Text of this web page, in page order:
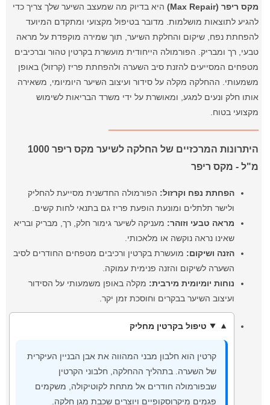
מקס ריפר (Max Repair)
היא בדיוק מה שמעצב השיער שלך צריך כדי
להגיע לתוצאות מושלמות. מדובר בטיפול מקצועי ומתקדם המיועד
להפחתת נפח, שיקום והחלקת השיער, תוך שמירה מוקפדת על מראה
טבעי, רך ומבריק. הפורמולה הייחודית מועשרת בקרטין טהור וברכיבים
מטפחים המסייעים להזנת סיב השערה ולהפחתת פריז (קרזול) באופן
משמעותי. ההחלקה מקלה על סידור ועיצוב השיער היומיומי, משאירה
אותו חלק ונעים למגע, ומאושרת על ידי משרד הבריאות לשימוש
מקצועי בטוח.
היתרונות המרכזיים של החלקה לשיער מקס ריפר 1000
מ"ל - מקס ריפר
הפחתת נפח וקרזול: הפורמולה החדשנית מסייעת להחליק
ולישר תלתלים ומונעת הופעת פריז גם בתנאי לחות קשים.
מראה טבעי וזוהר: מעניקה לשיער גימור חלק, רך, מבריק ובריא
שאינו נראה נוקשה או מלאכותי.
הזנה ושיקום: מועשרת בקרטין ורכיבים מטפחים החודרים לסיב
השערה לשיקום והזנה פנימית עמוקה.
נוחות יומיומית מירבית: מקלה באופן משמעותי על הסידור
ועיצוב השיער בבקרים וחוסכת זמן יקר.
טיפול בקרטין מחליק
קרטין הוא חלבון מבני המהווה את אבן הבניין העיקרית
של השערה. בתהליך ההחלקה, חלבוני הקרטין
שבפורמולה חודרים אל מתחת לקוטיקולה, משקמים
פגמים מיקרוסקופיים ויוצרים שכבת מגן חלקה.